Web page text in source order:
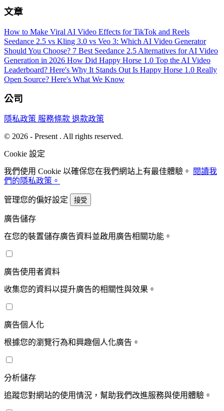
文章
How to Make Viral AI Video Effects for TikTok and Reels
Seedance 2.5 vs Kling 3.0 vs Veo 3: Which AI Video Generator
Should You Choose? 7 Best Seedance 2.5 Alternatives for AI Video
Generation in 2026 How Did Happy Horse 1.0 Top the AI Video
Leaderboard? Here's Why It Stands Out Is Happy Horse 1.0 Really
Open Source? Here's What We Know
公司
隱私政策 服務條款 退款政策
© 2026 - Present . All rights reserved.
Cookie 設定
我們使用 Cookie 以確保您在我們網站上有最佳體驗。
閱讀我
們的隱私政策。
管理您的偏好設定 接受
廣告儲存
在您的裝置儲存廣告資料並啟用廣告相關功能。
廣告使用者資料
收集您的資料以提升廣告的相關性與效果。
廣告個人化
根據您的瀏覽行為和興趣個人化廣告。
分析儲存
追蹤您對網站的使用情況，幫助我們改進服務與使用體驗。